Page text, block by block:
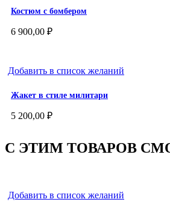
Костюм с бомбером
6 900,00 ₽
Добавить в список желаний
Жакет в стиле милитари
5 200,00 ₽
С ЭТИМ ТОВАРОВ
Добавить в список желаний